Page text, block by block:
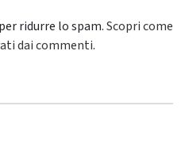
ridurre lo spam.Scopri come
dai commenti.